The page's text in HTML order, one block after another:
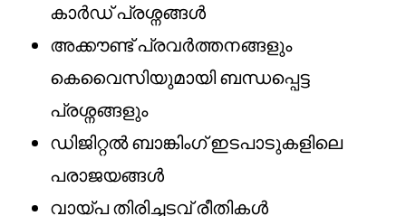
കാർഡ് പ്രശ്നങ്ങൾ
അക്കൗണ്ട് പ്രവർത്തനങ്ങളും
കെ‌വൈ‌സിയുമായി ബന്ധപ്പെട്ട
പ്രശ്നങ്ങളും
ഡിജിറ്റൽ ബാങ്കിംഗ് ഇടപാടുകളിലെ
പരാജയങ്ങൾ
വായ്പ തിരിച്ചടവ് രീതികൾ